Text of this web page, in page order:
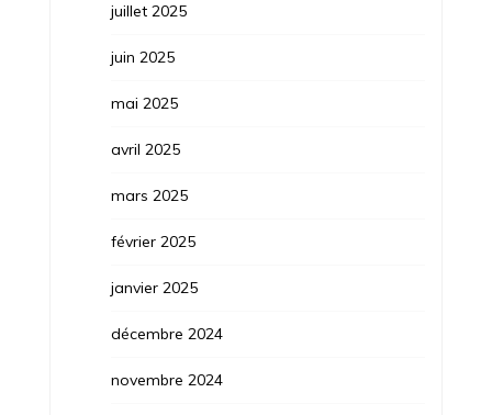
juillet 2025
juin 2025
mai 2025
avril 2025
mars 2025
février 2025
janvier 2025
décembre 2024
novembre 2024